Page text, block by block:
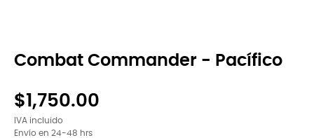
Combat Commander - Pacífico
$1,750.00
IVA incluido
Envío en 24-48 hrs